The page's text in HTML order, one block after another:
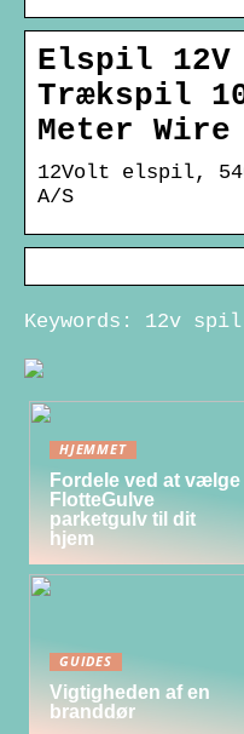
Elspil 12V
Trækspil
Meter
12Volt elspil,
A/S
Keywords: 12v spil
HJEMMET
Fordele ved at vælge
FlotteGulve
parketgulv til dit
hjem
GUIDES
Vigtigheden af en
branddør